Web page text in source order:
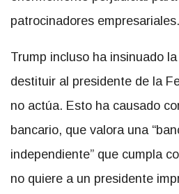
patrocinadores empresariales.
Trump incluso ha insinuado
destituir al presidente de la
no actúa. Esto ha causado
bancario, que valora una
independiente” que cumpla
no quiere a un presidente